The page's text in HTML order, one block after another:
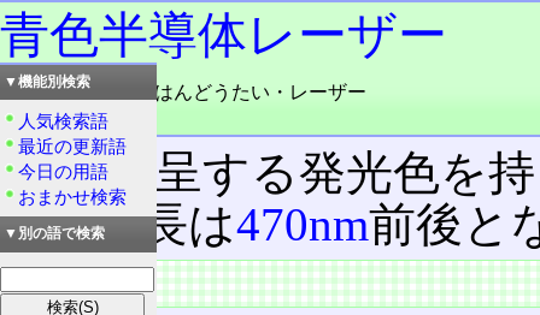
青色半導体レーザー
読み：あおいろ・はんどうたい・レーザー
品詞：名詞
青色を呈する発光色を
発振波長は470nm前後と
▼機能別検索
人気検索語
最近の更新語
今日の用語
おまかせ検索
▼別の語で検索